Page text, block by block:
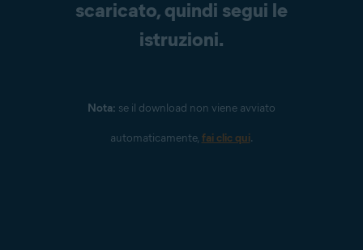
scaricato, quindi segui le
istruzioni.
Nota: se il download non viene avviato
automaticamente, fai clic qui.